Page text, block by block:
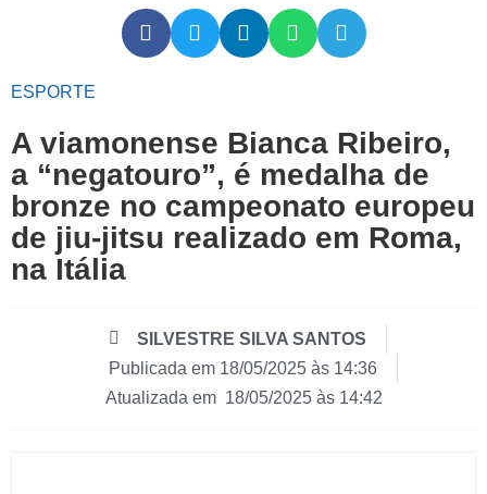
ESPORTE
A viamonense Bianca Ribeiro,
a “negatouro”, é medalha de
bronze no campeonato europeu
de jiu-jitsu realizado em Roma,
na Itália
SILVESTRE SILVA SANTOS
Publicada em 18/05/2025 às 14:36
Atualizada em 18/05/2025 às 14:42